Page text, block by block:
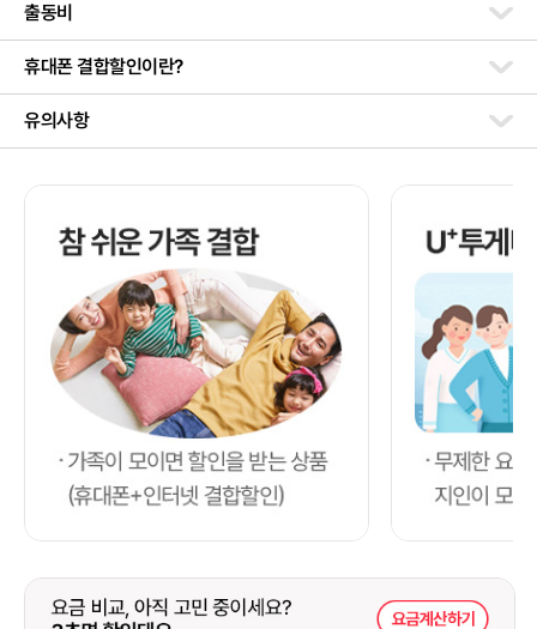
출동비
휴대폰 결합할인이란?
유의사항